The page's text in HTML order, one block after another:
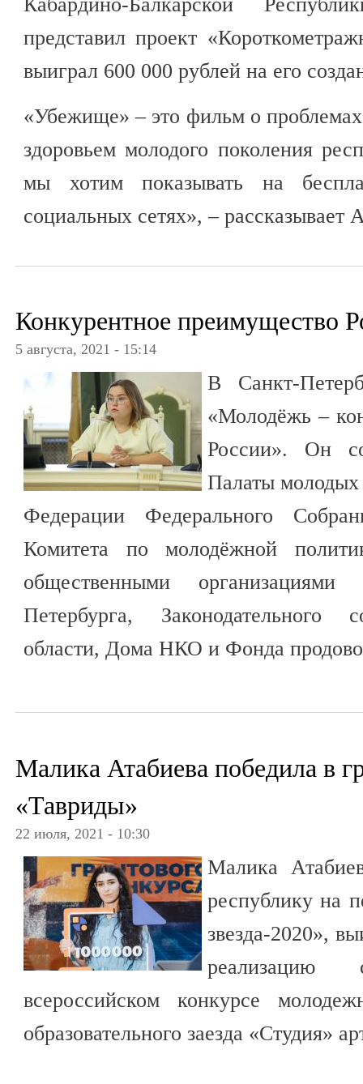
представил проект
выиграл 600 000 рублей на его
«Убежище» – это фильм о
здоровьем молодого поколения
мы хотим показывать на
социальных сетях», – рассказывает
Конкурентное преимущество
5 августа, 2021 - 15:14
В Санкт-
«Молодёжь –
России». Он
Палаты молодых
Федерации Федерального
Комитета по молодёжной
общественными
Петербурга, Законодательного
области, Дома НКО и Фонда
Малика Атабиева победила в
«Тавриды»
22 июля, 2021 - 10:30
Малика
республику на
звезда-2020»,
всероссийском конкурсе
образовательного заезда «Студия»